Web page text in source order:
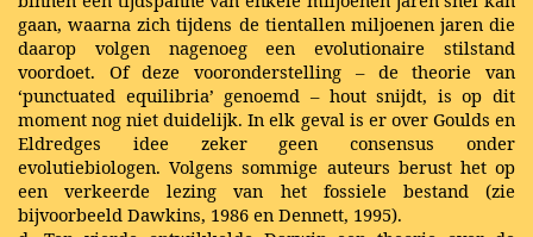
gaan, waarna zich tijdens de tientallen miljoenen jaren die
daarop volgen nagenoeg een evolutionaire stilstand
voordoet. Of deze vooronderstelling – de theorie van
‘punctuated equilibria’ genoemd – hout snijdt, is op dit
moment nog niet duidelijk. In elk geval is er over Goulds en
Eldredges idee zeker geen consensus onder
evolutiebiologen. Volgens sommige auteurs berust het op
een verkeerde lezing van het fossiele bestand (zie
bijvoorbeeld Dawkins, 1986 en Dennett, 1995).